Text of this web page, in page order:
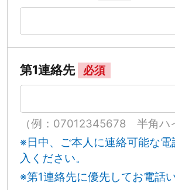
第1連絡先 必須
（例：07012345678 半角ハ
※日中、ご本人に連絡可能な電
入ください。
※第1連絡先に優先してお電話